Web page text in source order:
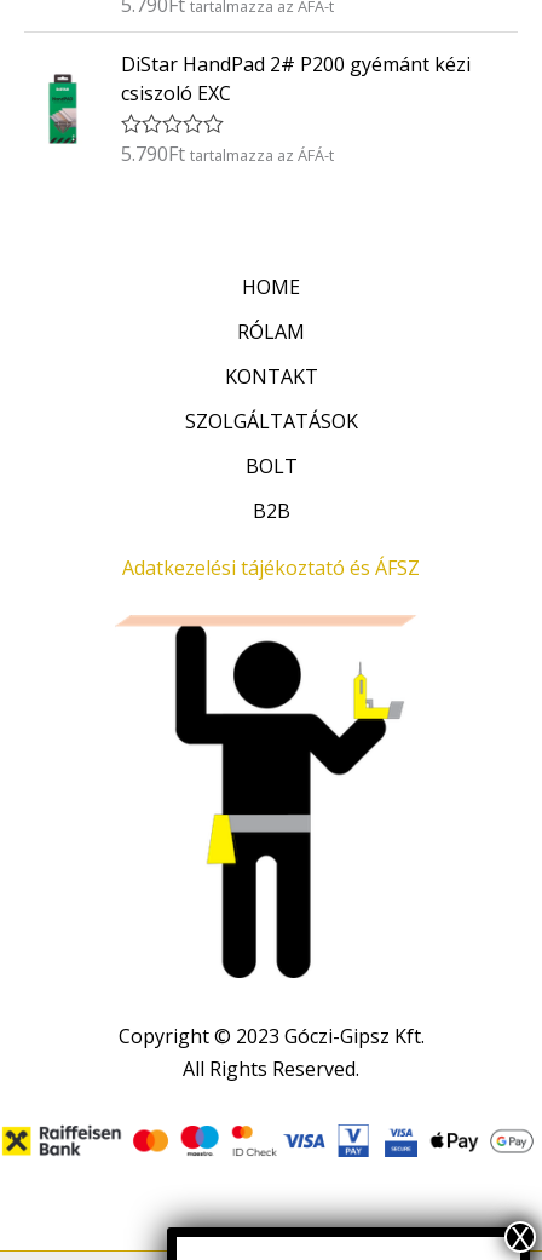
s
:
/
5
É
é
e
l
é
s
5.790Ft tartalmazza az ÁFÁ-t
DiStar HandPad 2# P200 gyémánt kézi
csiszoló EXC
É
5.790Ft tartalmazza az ÁFÁ-t
HOME
RÓLAM
KONTAKT
SZOLGÁLTATÁSOK
BOLT
B2B
Adatkezelési tájékoztató és ÁFSZ
Copyright © 2023 Góczi-Gipsz Kft.
All Rights Reserved.